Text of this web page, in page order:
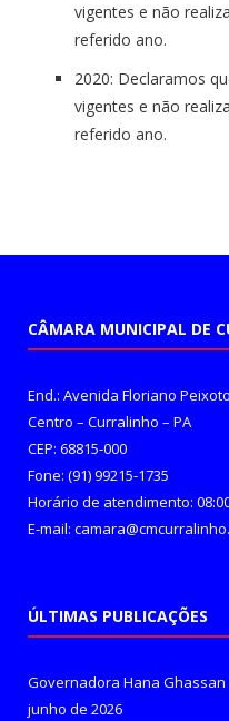
vigentes e não
referido ano.
2020: Declaramos
vigentes e não
referido ano.
CÂMARA MUNICIPAL DE
End.: Avenida Floriano
Centro – Curralinho – PA
CEP: 68815-000
Fone: (91) 99215-1735
Horário de atendimento:
E-mail:
ÚLTIMAS PUBLICAÇÕES
Governadora Hana Ghassan
junho de 2026